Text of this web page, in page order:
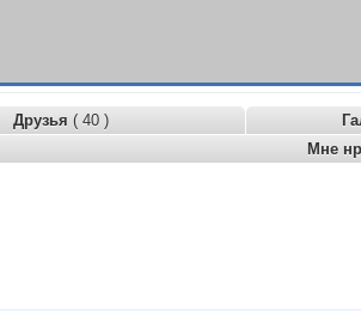
Друзья ( 40 )
Мне